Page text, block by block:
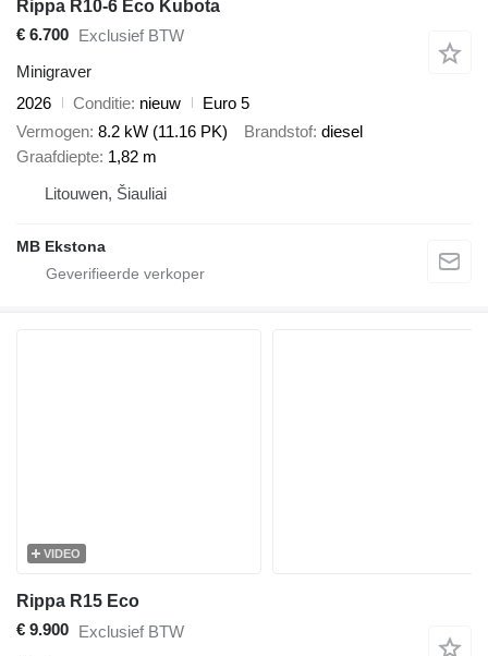
Rippa R10-6 Eco Kubota
€ 6.700 Exclusief BTW
Minigraver
2026
Conditie nieuw
Euro 5
Vermogen 8.2 kW (11.16 PK) Brandstof diesel
Graafdiepte 1,82 m
Litouwen, Šiauliai
MB Ekstona
VIDEO
Rippa R15 Eco
€ 9.900 Exclusief BTW